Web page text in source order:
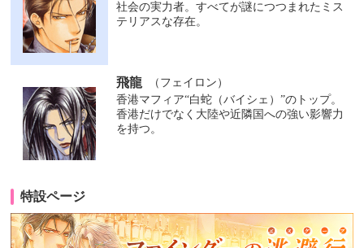
社会の実力者。すべてが謎につつまれたミス
テリアスな存在。
飛龍
（フェイロン）
香港マフィア“白蛇（バイシェ）”のトップ。
香港だけでなく大陸や近隣国への強い影響力
を持つ。
特設ページ